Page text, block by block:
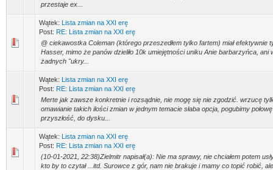
przestaje ex...
Wątek: Lista zmian na XXI erę
Post: RE: Lista zmian na XXI erę
@ ciekawostka Coleman (którego przeszedłem tylko fartem) miał efektywnie
Hasser, mimo że panów dzieliło 10k umiejętności uniku Anie barbarzyńca, ani
żadnych "ukry...
Wątek: Lista zmian na XXI erę
Post: RE: Lista zmian na XXI erę
Merte jak zawsze konkretnie i rozsądnie, nie mogę się nie zgodzić. wrzucę
omawianie takich ilości zmian w jednym temacie słaba opcja, pogubimy
przyszłość, do dysku...
Wątek: Lista zmian na XXI erę
Post: RE: Lista zmian na XXI erę
(10-01-2021, 22:38)Zielmitr napisał(a): Nie ma sprawy, nie chciałem potem
kto by to czytał ...itd. Surowce z gór, nam nie brakuje i mamy co topić robić,